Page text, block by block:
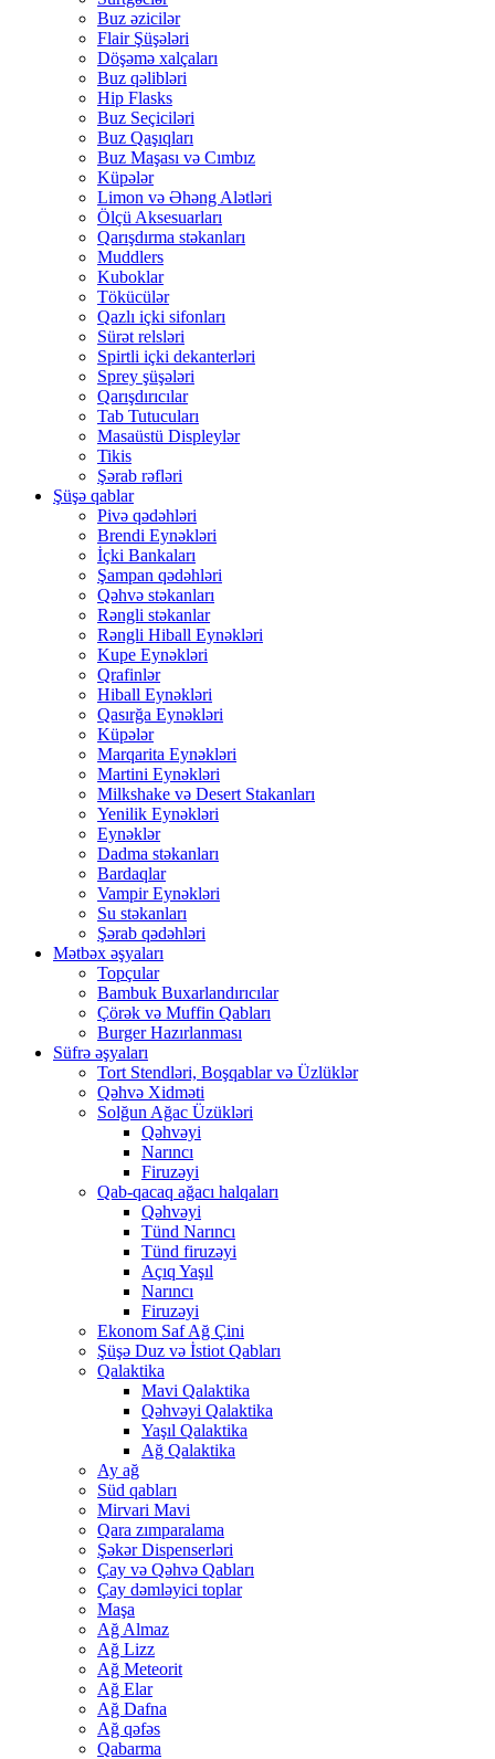
Buz əzicilər
Flair Şüşələri
Döşəmə xalçaları
Buz qəlibləri
Hip Flasks
Buz Seçiciləri
Buz Qaşıqları
Buz Maşası və Cımbız
Küpələr
Limon və Əhəng Alətləri
Ölçü Aksesuarları
Qarışdırma stəkanları
Muddlers
Kuboklar
Tökücülər
Qazlı içki sifonları
Sürət relsləri
Spirtli içki dekanterləri
Sprey şüşələri
Qarışdırıcılar
Tab Tutucuları
Masaüstü Displeylər
Tikis
Şərab rəfləri
Şüşə qablar
Pivə qədəhləri
Brendi Eynəkləri
İçki Bankaları
Şampan qədəhləri
Qəhvə stəkanları
Rəngli stəkanlar
Rəngli Hiball Eynəkləri
Kupe Eynəkləri
Qrafinlər
Hiball Eynəkləri
Qasırğa Eynəkləri
Küpələr
Marqarita Eynəkləri
Martini Eynəkləri
Milkshake və Desert Stakanları
Yenilik Eynəkləri
Eynəklər
Dadma stəkanları
Bardaqlar
Vampir Eynəkləri
Su stəkanları
Şərab qədəhləri
Mətbəx əşyaları
Topçular
Bambuk Buxarlandırıcılar
Çörək və Muffin Qabları
Burger Hazırlanması
Süfrə əşyaları
Tort Stendləri, Boşqablar və Üzlüklər
Qəhvə Xidməti
Solğun Ağac Üzükləri
Qəhvəyi
Narıncı
Firuzəyi
Qab-qacaq ağacı halqaları
Qəhvəyi
Tünd Narıncı
Tünd firuzəyi
Açıq Yaşıl
Narıncı
Firuzəyi
Ekonom Saf Ağ Çini
Şüşə Duz və İstiot Qabları
Qalaktika
Mavi Qalaktika
Qəhvəyi Qalaktika
Yaşıl Qalaktika
Ağ Qalaktika
Ay ağ
Süd qabları
Mirvari Mavi
Qara zımparalama
Şəkər Dispenserləri
Çay və Qəhvə Qabları
Çay dəmləyici toplar
Maşa
Ağ Almaz
Ağ Lizz
Ağ Meteorit
Ağ Elar
Ağ Dafna
Ağ qəfəs
Qabarma